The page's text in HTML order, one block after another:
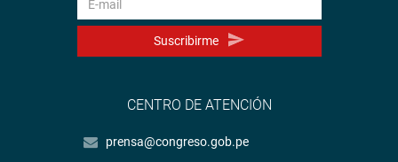
Suscribirme
CENTRO DE ATENCIÓN
prensa@congreso.gob.pe